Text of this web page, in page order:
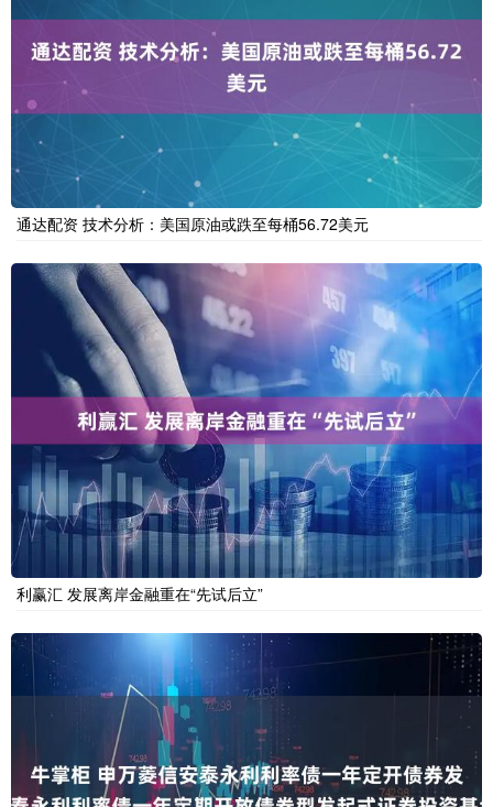
通达配资 技术分析：美国原油或跌至每桶56.72美元
利赢汇 发展离岸金融重在“先试后立”